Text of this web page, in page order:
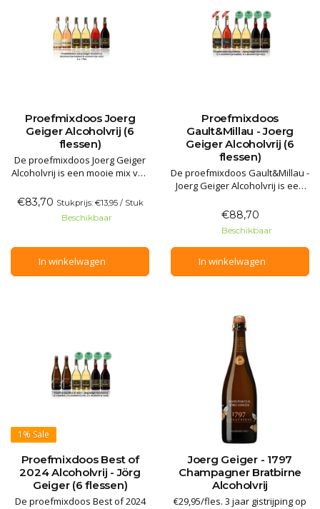
Proefmixdoos Joerg
Geiger Alcoholvrij (6
flessen)
De proefmixdoos Joerg Geiger
Alcoholvrij is een mooie mix van
alcoholvrije wijn van
Manufaktur Jörg Geiger uit zuid-
Duitsland. De inhoud van 6
mousserende rosé, fruitig wit,
fris wit, fruitig rood en droog
€83,70 Stukprijs: €13,95 / Stuk
Beschikbaar
In winkelwagen
Proefmixdoos
Gault&Millau - Joerg
Geiger Alcoholvrij (6
flessen)
De proefmixdoos Gault&Millau -
Joerg Geiger Alcoholvrij is een
bubbels en alcoholvrije wijn
van Manufaktur Jörg Geiger uit
zuid-Duitsland. De stille
varianten kwamen onlangs als
beste uit de test door
restaurantgids Gault&Millau
€88,70
Beschikbaar
In winkelwagen
1% Sale
Proefmixdoos Best of
2024 Alcoholvrij - Jörg
Geiger (6 flessen)
De proefmixdoos Best of 2024
Joerg Geiger - 1797
Champagner Bratbirne
Alcoholvrij
€29,95/fles. 3 jaar gistrijping op